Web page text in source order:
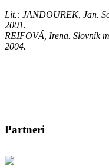
Lit.: JANDOUREK, Jan.
2001.
REIFOVÁ, Irena. Slovník
2004.
Partneri